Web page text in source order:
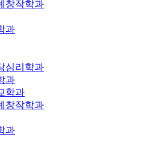
창작학과
과
심리학과
과
학과
창작학과
과